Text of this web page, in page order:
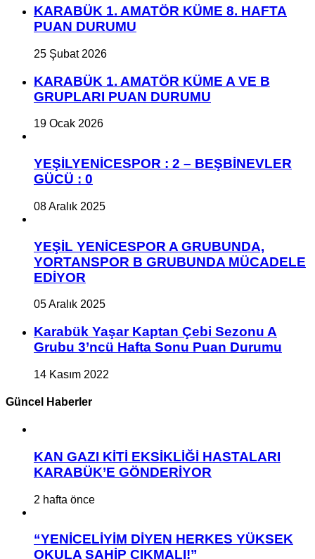
KARABÜK 1. AMATÖR KÜME 8. HAFTA
PUAN DURUMU
25 Şubat 2026
KARABÜK 1. AMATÖR KÜME A VE B
GRUPLARI PUAN DURUMU
19 Ocak 2026
YEŞİLYENİCESPOR : 2 – BEŞBİNEVLER
GÜCÜ : 0
08 Aralık 2025
YEŞİL YENİCESPOR A GRUBUNDA,
YORTANSPOR B GRUBUNDA MÜCADELE
EDİYOR
05 Aralık 2025
Karabük Yaşar Kaptan Çebi Sezonu A
Grubu 3’ncü Hafta Sonu Puan Durumu
14 Kasım 2022
Güncel Haberler
KAN GAZI KİTİ EKSİKLİĞİ HASTALARI
KARABÜK’E GÖNDERİYOR
2 hafta önce
“YENİCELİYİM DİYEN HERKES YÜKSEK
OKULA SAHİP ÇIKMALI!”